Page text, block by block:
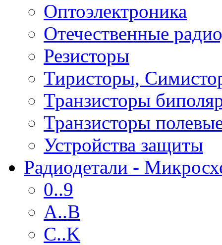
Оптоэлектроника
Отечественные
Резисторы
Тиристоры,
Транзисторы
Транзисторы
Устройства защиты
Радиодетали -
0..9
A..B
C..K